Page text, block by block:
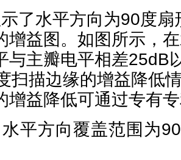
了水平方向为90度
增益图。如图所示，
与主瓣电平相差25dB
扫描边缘的增益降低
增益降低可通过专有
水平方向覆盖范围为